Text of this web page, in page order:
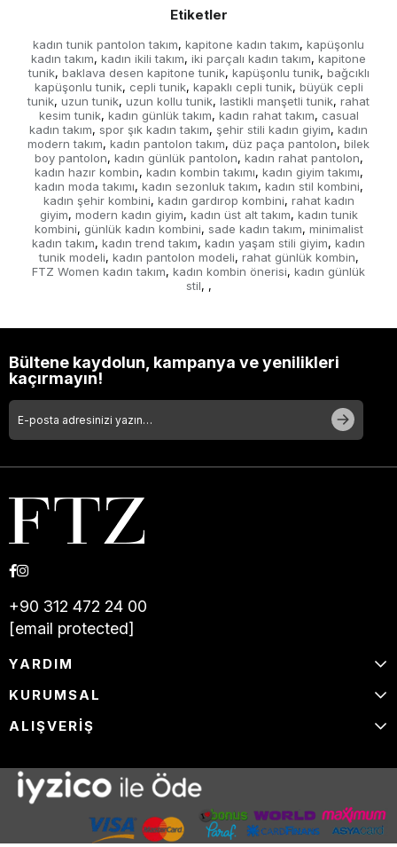
Etiketler
kadın tunik pantolon takım, kapitone kadın takım, kapüşonlu
kadın takım, kadın ikili takım, iki parçalı kadın takım, kapitone
tunik, baklava desen kapitone tunik, kapüşonlu tunik, bağcıklı
kapüşonlu tunik, cepli tunik, kapaklı cepli tunik, büyük cepli
tunik, uzun tunik, uzun kollu tunik, lastikli manşetli tunik, rahat
kesim tunik, kadın günlük takım, kadın rahat takım, casual
kadın takım, spor şık kadın takım, şehir stili kadın giyim, kadın
modern takım, kadın pantolon takım, düz paça pantolon, bilek
boy pantolon, kadın günlük pantolon, kadın rahat pantolon,
kadın hazır kombin, kadın kombin takımı, kadın giyim takımı,
kadın moda takımı, kadın sezonluk takım, kadın stil kombini,
kadın şehir kombini, kadın gardırop kombini, rahat kadın
giyim, modern kadın giyim, kadın üst alt takım, kadın tunik
kombini, günlük kadın kombini, sade kadın takım, minimalist
kadın takım, kadın trend takım, kadın yaşam stili giyim, kadın
tunik modeli, kadın pantolon modeli, rahat günlük kombin,
FTZ Women kadın takım, kadın kombin önerisi, kadın günlük
stil, ,
Bültene kaydolun, kampanya ve yenilikleri
kaçırmayın!
+90 312 472 24 00
[email protected]
YARDIM
KURUMSAL
ALIŞVERİŞ